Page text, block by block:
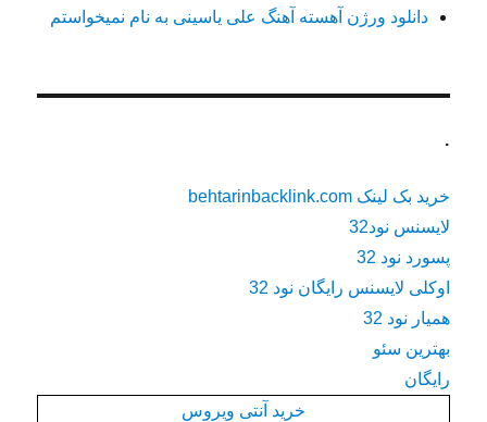
دانلود ورژن آهسته آهنگ علی یاسینی به نام نمیخواستم
.
خرید بک لینک behtarinbacklink.com
لایسنس نود32
پسورد نود 32
اوکلی لایسنس رایگان نود 32
همیار نود 32
بهترین سئو
رایگان
خرید آنتی ویروس